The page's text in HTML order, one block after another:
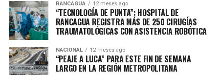
RANCAGUA 12 meses ago
“TECNOLOGÍA DE PUNTA”: HOSPITAL DE
RANCAGUA REGISTRA MÁS DE 250 CIRUGÍAS
TRAUMATOLÓGICAS CON ASISTENCIA ROBÓTICA
NACIONAL 12 meses ago
“PEAJE A LUCA” PARA ESTE FIN DE SEMANA
LARGO EN LA REGIÓN METROPOLITANA